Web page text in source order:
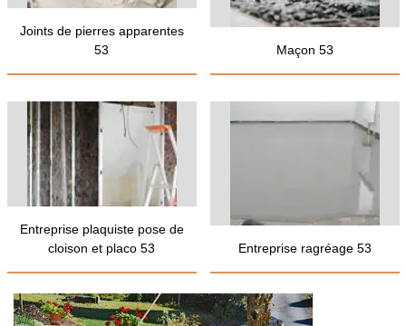
Joints de pierres apparentes
53
Maçon 53
Entreprise plaquiste pose de
cloison et placo 53
Entreprise ragréage 53